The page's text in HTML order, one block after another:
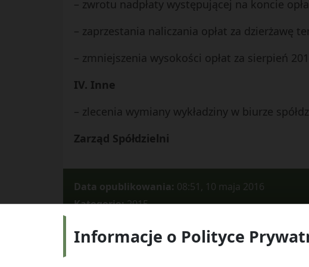
– zwrotu nadpłaty występującej na koncie
– zaprzestania naliczania opłat za dzierżawę
– zmniejszenia wysokości opłat za sierpień
IV. Inne
– zlecenia wymiany wykładziny w biurze
Zarząd Spółdzielni
Data opublikowania: 08:51, 10 maja 2016
Kategorie:2015
Informacje o Polityce